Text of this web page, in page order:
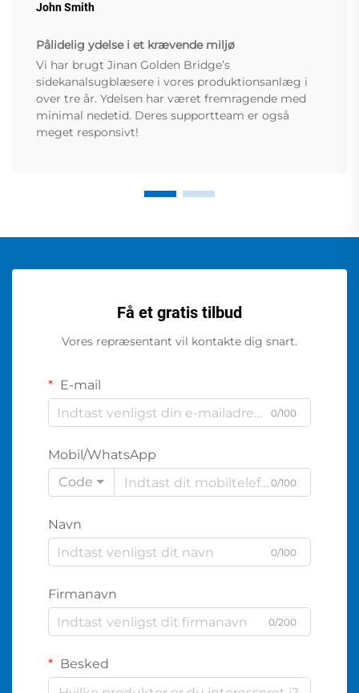
John Smith
Pålidelig ydelse i et krævende miljø
Vi har brugt Jinan Golden Bridge’s
sidekanalsugblæsere i vores produktionsanlæg i
over tre år. Ydelsen har været fremragende med
minimal nedetid. Deres supportteam er også
meget responsivt!
Få et gratis tilbud
Vores repræsentant vil kontakte dig snart.
E-mail
0/100
Mobil/WhatsApp
Code
0/100
Navn
0/100
Firmanavn
0/200
Besked